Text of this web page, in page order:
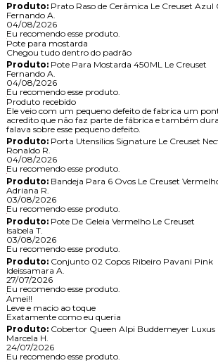
Produto:Prato Raso de Cerâmica Le Creuset Azul
Fernando A.
04/08/2026
Eu recomendo esse produto.
Pote para mostarda
Chegou tudo dentro do padrão
Produto:Pote Para Mostarda 450ML Le Creuset
Fernando A.
04/08/2026
Eu recomendo esse produto.
Produto recebido
Ele veio com um pequeno defeito de fabrica um
acredito que não faz parte de fábrica e também
falava sobre esse pequeno defeito.
Produto:Porta Utensílios Signature Le Creuset
Ronaldo R.
04/08/2026
Eu recomendo esse produto.
Produto:Bandeja Para 6 Ovos Le Creuset
Adriana R.
03/08/2026
Eu recomendo esse produto.
Produto:Pote De Geleia Vermelho Le Creuset
Isabela T.
03/08/2026
Eu recomendo esse produto.
Produto:Conjunto 02 Copos Ribeiro Pavani Pink
Ideissamara A.
27/07/2026
Eu recomendo esse produto.
Amei!!
Leve e macio ao toque
Exatamente como eu queria
Produto:Cobertor Queen Alpi Buddemeyer
Marcela H.
24/07/2026
Eu recomendo esse produto.